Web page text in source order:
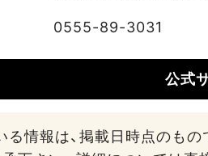
0555-89-3031
公式
る情報は、掲載日時点のも